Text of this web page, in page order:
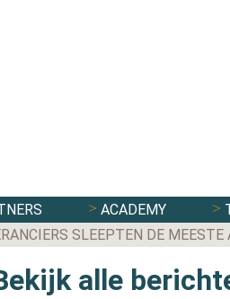
ACADEMY
SLEEPTEN DE
alle